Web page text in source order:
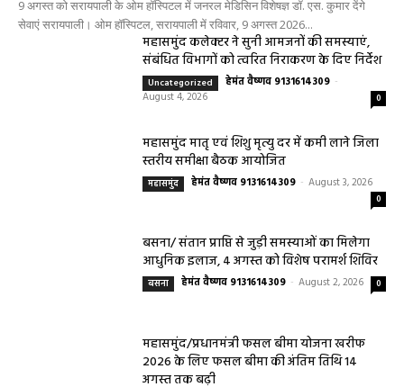
9 अगस्त को सरायपाली के ओम हॉस्पिटल में जनरल मेडिसिन विशेषज्ञ डॉ. एस. कुमार देंगे
सेवाएं सरायपाली। ओम हॉस्पिटल, सरायपाली में रविवार, 9 अगस्त 2026...
महासमुंद कलेक्टर ने सुनी आमजनों की समस्याएं,
संबंधित विभागों को त्वरित निराकरण के दिए निर्देश
Uncategorized हेमंत वैष्णव 9131614309 -
August 4, 2026
0
महासमुंद मातृ एवं शिशु मृत्यु दर में कमी लाने जिला
स्तरीय समीक्षा बैठक आयोजित
महासमुंद हेमंत वैष्णव 9131614309 - August 3, 2026
0
बसना/ संतान प्राप्ति से जुड़ी समस्याओं का मिलेगा
आधुनिक इलाज, 4 अगस्त को विशेष परामर्श शिविर
बसना हेमंत वैष्णव 9131614309 - August 2, 2026 0
महासमुंद/प्रधानमंत्री फसल बीमा योजना खरीफ
2026 के लिए फसल बीमा की अंतिम तिथि 14
अगस्त तक बढ़ी